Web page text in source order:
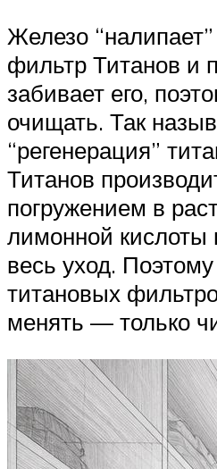
Железо
фильтр Титанов и
забивает его,
очищать. Так
“регенерация”
Титанов
погружением в
лимонной кислоты
весь уход.
титановых
менять — только